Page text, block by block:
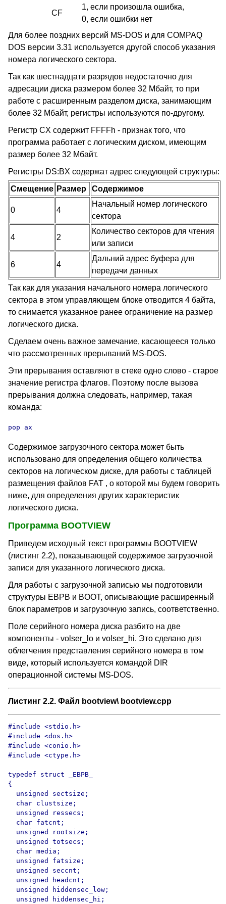
CF
1, если произошла ошибка,
0, если ошибки нет
Для более поздних версий MS-DOS и для COMPAQ
DOS версии 3.31 используется другой способ указания
номера логического сектора.
Так как шестнадцати разрядов недостаточно для
адресации диска размером более 32 Мбайт, то при
работе с расширенным разделом диска, занимающим
более 32 Мбайт, регистры используются по-другому.
Регистр CX содержит FFFFh - признак того, что
программа работает с логическим диском, имеющим
размер более 32 Мбайт.
Регистры DS:BX содержат адрес следующей структуры:
Смещение Размер Содержимое
0 4
Начальный номер логического
сектора
4 2
Количество секторов для чтения
или записи
6 4
Дальний адрес буфера для
передачи данных
Так как для указания начального номера логического
сектора в этом управляющем блоке отводится 4 байта,
то снимается указанное ранее ограничение на размер
логического диска.
Сделаем очень важное замечание, касающееся только
что рассмотренных прерываний MS-DOS.
Эти прерывания оставляют в стеке одно слово - старое
значение регистра флагов. Поэтому после вызова
прерывания должна следовать, например, такая
команда:
pop ax
Содержимое загрузочного сектора может быть
использовано для определения общего количества
секторов на логическом диске, для работы с таблицей
размещения файлов FAT , о которой мы будем говорить
ниже, для определения других характеристик
логического диска.
Программа BOOTVIEW
Приведем исходный текст программы BOOTVIEW
(листинг 2.2), показывающей содержимое загрузочной
записи для указанного логического диска.
Для работы с загрузочной записью мы подготовили
структуры EBPB и BOOT, описывающие расширенный
блок параметров и загрузочную запись, соответственно.
Поле серийного номера диска разбито на две
компоненты - volser_lo и volser_hi. Это сделано для
облегчения представления серийного номера в том
виде, который используется командой DIR
операционной системы MS-DOS.
Листинг 2.2. Файл bootview\ bootview.cpp
#include <stdio.h>
#include <dos.h>
#include <conio.h>
#include <ctype.h>
typedef struct _EBPB_
{
  unsigned sectsize;
  char clustsize;
  unsigned ressecs;
  char fatcnt;
  unsigned rootsize;
  unsigned totsecs;
  char media;
  unsigned fatsize;
  unsigned seccnt;
  unsigned headcnt;
  unsigned hiddensec_low;
  unsigned hiddensec_hi;